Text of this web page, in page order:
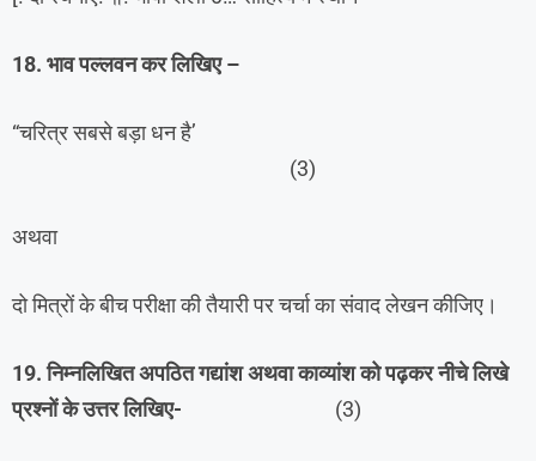
18. भाव पल्‍लवन कर लिखिए –
“चरित्र सबसे बड़ा धन है’
(3)
अथवा
दो मित्रों के बीच परीक्षा की तैयारी पर चर्चा का संवाद लेखन कीजिए।
19. निम्नलिखित अपठित गद्यांश अथवा काव्यांश को पढ़कर नीचे लिखे
प्रश्नों के उत्तर लिखिए- (3)